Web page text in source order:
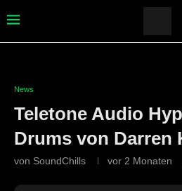
News
Teletone Audio
Drums von Darren
von SoundChills vor 2 Monaten